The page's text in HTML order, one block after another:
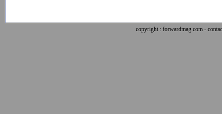
copyright : forwardmag.com -